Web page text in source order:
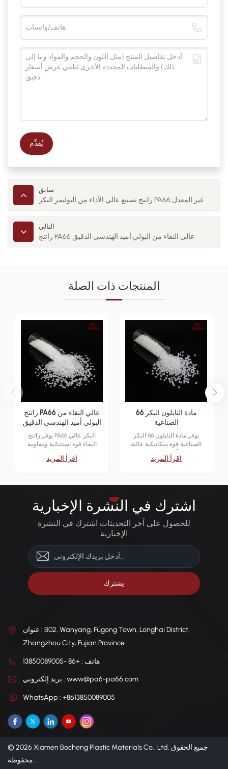
يُقدِّم
سابق
راتنج تصنيع عالي الأداء من البوليمر البكر PA66 غير المعدل
التالي
راتنج PA66 عالي النقاء من البولي أميد الهندسي الدقيق
المنتجات ذات الصلة
راتنج PA66 عالي النقاء من
البولي أميد الهندسي الدقيق
يوفر راتنج PA66 البكر عالي
النقاء قوة استثنائية ومقاومة
للحرارة واستقرارًا أبعاديًا، مما
يجعله مثاليًا لتطبيقات الهندسة
اقرأ المزيد
مادة النايلون البكر 66
الصناعية
توفر مادة النايلون 66 البكر
الصناعية قوة ميكانيكية عالية
ومقاومة للتآكل والاستقرار، وهي
مصممة للتطبيقات الشاقة في
اقرأ المزيد
اشترك في النشرة الإخبارية
للحصول على آخر التحديثات اشترك في النشرة
الإخبارية
عنوان : B02, Wanyang, Fugong Town, Longhai District,
Zhangzhou City, Fujian Province
هاتف : +86 -13850089005
بريد إلكتروني : www@pa6-pa66.com
WhatsApp : +8613850089005
© 2026 Xiamen Bocheng Plastic Materials Co., Ltd. جميع الحقوق
محفوظة .